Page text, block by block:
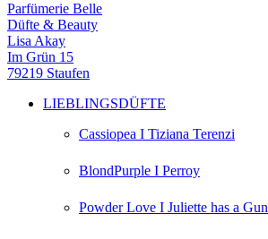
Parfümerie Belle
Düfte & Beauty
Lisa Akay
Im Grün 15
79219 Staufen
LIEBLINGSDÜFTE
Cassiopea I Tiziana Terenzi
BlondPurple I Perroy
Powder Love I Juliette has a Gun